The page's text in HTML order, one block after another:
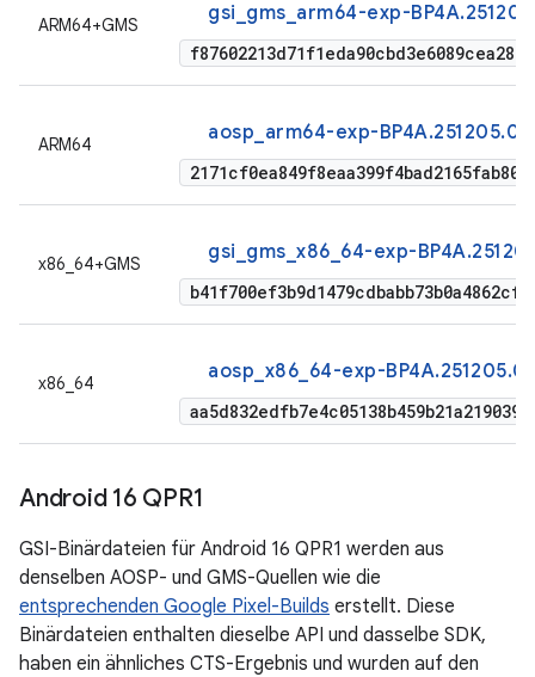
ARM64+GMS gsi_gms_arm64-exp-
ARM64 aosp_arm64-exp-
x86_64+GMS gsi_gms_x86_64-exp-
x86_64 aosp_x86_64-exp-
Android 16 QPR1
GSI-Binärdateien für Android 16 QPR1 werden aus
denselben AOSP- und GMS-Quellen wie die
entsprechenden Google Pixel-Builds erstellt. Diese
Binärdateien enthalten dieselbe API und dasselbe SDK,
haben ein ähnliches CTS-Ergebnis und wurden auf den